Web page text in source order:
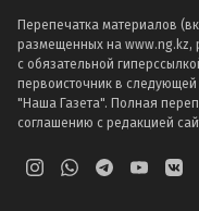
Перепечатка материалов
размещенных на www.ng.kz,
с обязательной
первоисточник в
"Наша Газета". Полная
соглашению с редакцией